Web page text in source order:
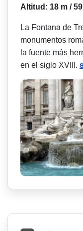
Altitud: 18 m /
La Fontana de
monumentos
la fuente más
en el siglo XVIII.